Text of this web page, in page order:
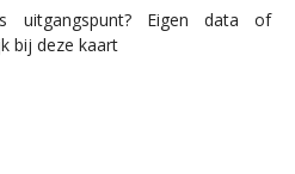
uitgangspunt? Eigen data of
bij deze kaart